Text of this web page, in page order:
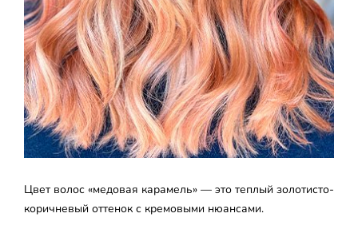
Цвет волос «медовая карамель» — это теплый золотисто-
коричневый оттенок с кремовыми нюансами.